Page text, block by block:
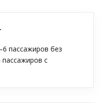
пассажиров без
пассажиров с